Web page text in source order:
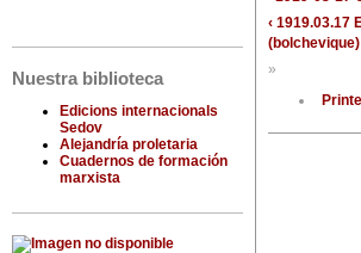
Nuestra biblioteca
Edicions internacionals
Sedov
Alejandría proletaria
Cuadernos de formación
marxista
‹ 1919.03.17
(bolchevique)
»